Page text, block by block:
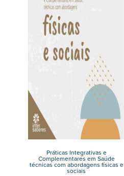
Práticas Integrativas e
Complementares em Saúde
técnicas com abordagens físicas e
sociais